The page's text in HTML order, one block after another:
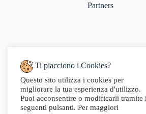
Partners
Indirizzo:
Via Audisio, 26, 12042
Telefono:
Ti piacciono i Cookies?
Questo sito utilizza i cookies per
migliorare la tua esperienza d'utilizzo.
Puoi acconsentire o modificarli tramite i
seguenti pulsanti. Per maggiori